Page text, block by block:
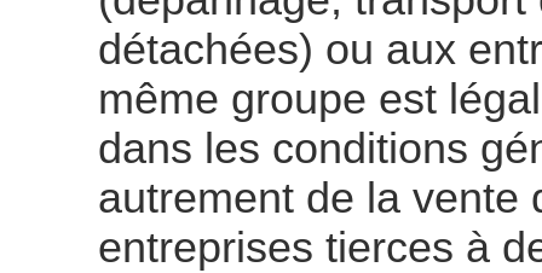
détachées) ou aux
même groupe est
dans les conditions
autrement de la vente
entreprises tierces à